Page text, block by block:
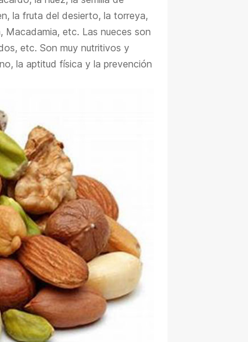
la fruta del desierto, la torreya,
Macadamia, etc. Las nueces son
etc. Son muy nutritivos y
la aptitud física y la prevención